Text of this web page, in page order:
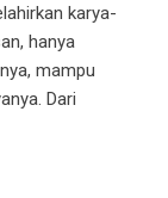
karya-
hanya
mampu
Dari